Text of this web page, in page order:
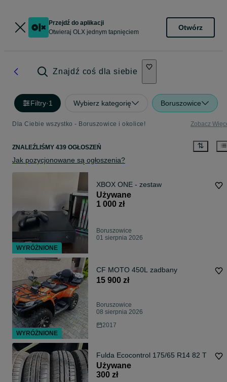
Przejdź do aplikacji
Otwieraj OLX jednym tapnięciem
Otwórz
Znajdź coś dla siebie
Filtry·1 Wybierz kategorię Boruszowice
Dla Ciebie wszystko - Boruszowice i okolice! Zobacz
ZNALEŹLIŚMY 439 OGŁOSZEŃ
Jak pozycjonowane są ogłoszenia?
XBOX ONE - zestaw
Używane
1 000 zł
Boruszowice
01 sierpnia 2026
CF MOTO 450L zadbany
15 900 zł
Boruszowice
08 sierpnia 2026
2017
Fulda Ecocontrol 175/65 R14 82 T
Używane
300 zł
WYRÓŻNIONE
WYRÓŻNIONE